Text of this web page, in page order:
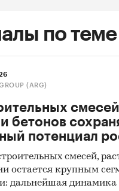
по теме
(ARG)
бетонов
потенциал
смесей,
остается крупным
дальнейшая динамика